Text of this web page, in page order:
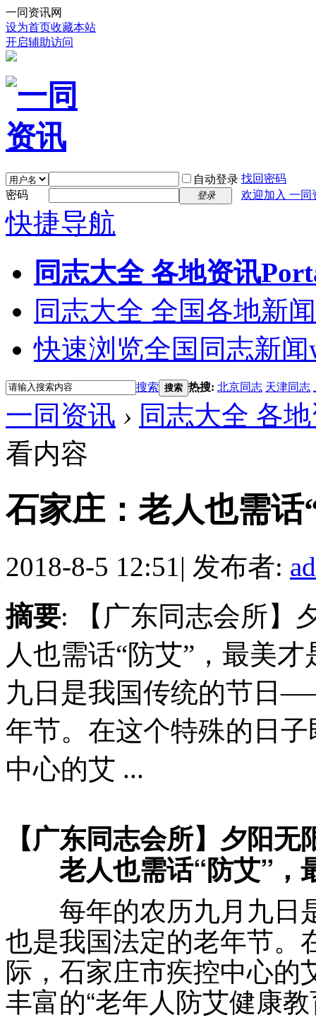
一同资讯网
设为首页收藏本站
开启辅助访问
自动登录 找回密码
密码
登录 欢迎加入 一同
快捷导航
同志大全 各地资讯
同志大全 全国各地新闻
快速浏览全国同志新闻
搜索 搜索 热搜: 北京同志 天津同志
一同资讯 › 同志大全 各
看内容
石家庄：老人也需话
2018-8-5 12:51| 发布者:
摘要: 【广东同志会所
人也需话“防艾”，最
九日是我国传统的节日
年节。在这个特殊的日
中心的艾 ...
【广东同志会所】 夕阳无
老人也需话“防艾”，
每年的农历九月九日
也是我国法定的老年节。
际，石家庄市疾控中心的
丰富的“老年人防艾健康教